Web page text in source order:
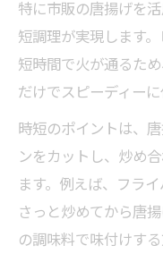
時短で叶う
冷凍唐揚げ
唐揚げピー
唐揚げピ
甘酢で楽しむ唐
唐揚げピー
ト
特に市販の唐揚げを
短調理が実現します
短時間で火が通るた
だけでスピーディーに
時短のポイントは、
ンをカットし、炒め
ます。例えば、フラ
さっと炒めてから唐
の調味料で味付けす